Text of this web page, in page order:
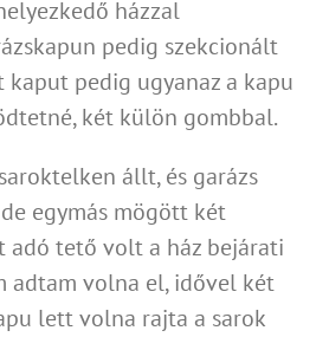
házzal
pedig szekcionált
kaput pedig ugyanaz a kapu
két külön gombbal.
állt, és garázs
egymás mögött két
adó tető volt a ház bejárati
adtam volna el, idővel két
lett volna rajta a sarok